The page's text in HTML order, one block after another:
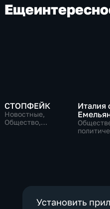
Еще
СТОПФЕЙК
Новостные,
Общество,
Италия
Установить